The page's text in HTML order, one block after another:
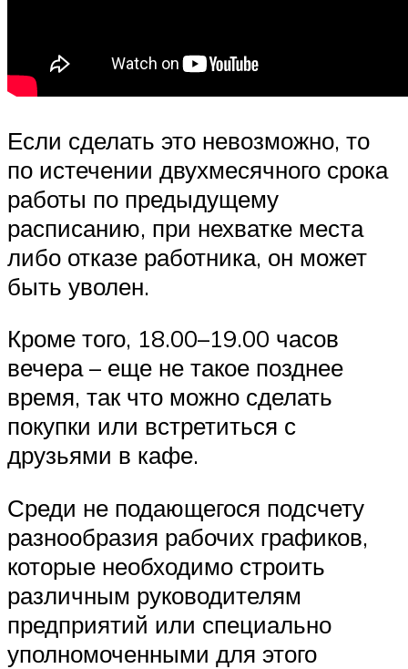
Если сделать это невозможно, то
по истечении двухмесячного срока
работы по предыдущему
расписанию, при нехватке места
либо отказе работника, он может
быть уволен.
Кроме того, 18.00–19.00 часов
вечера – еще не такое позднее
время, так что можно сделать
покупки или встретиться с
друзьями в кафе.
Среди не подающегося подсчету
разнообразия рабочих графиков,
которые необходимо строить
различным руководителям
предприятий или специально
уполномоченными для этого